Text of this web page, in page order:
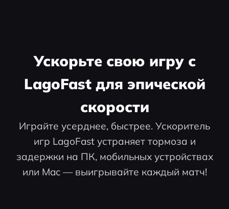
Ускорьте свою игру с
LagoFast для эпической
скорости
Играйте усерднее, быстрее. Ускоритель
игр LagoFast устраняет тормоза и
задержки на ПК, мобильных устройствах
или Mac — выигрывайте каждый матч!